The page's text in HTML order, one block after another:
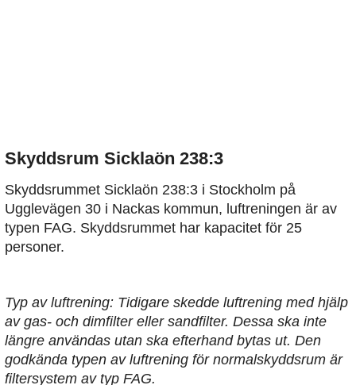
Skyddsrum Sicklaön 238:3
Skyddsrummet Sicklaön 238:3 i Stockholm på
Ugglevägen 30 i Nackas kommun, luftreningen är av
typen FAG. Skyddsrummet har kapacitet för 25
personer.
Typ av luftrening: Tidigare skedde luftrening med hjälp
av gas- och dimfilter eller sandfilter. Dessa ska inte
längre användas utan ska efterhand bytas ut. Den
godkända typen av luftrening för normalskyddsrum är
filtersystem av typ FAG.